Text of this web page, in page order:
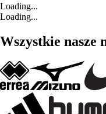
Loading...
Loading...
Wszystkie nasze